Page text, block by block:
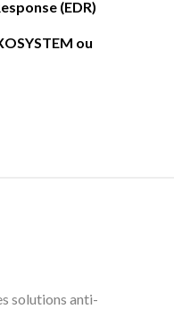
(EDR)
ou
solutions anti-